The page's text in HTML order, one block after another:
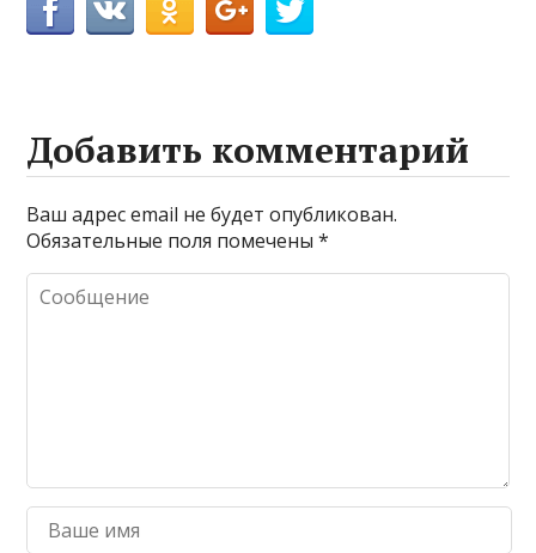
Добавить комментарий
Ваш адрес email не будет опубликован.
Обязательные поля помечены*